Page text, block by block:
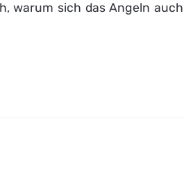
warum sich das Angeln auch